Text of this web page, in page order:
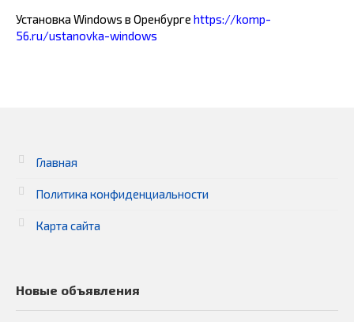
Установка Windows в Оренбурге https://komp-
56.ru/ustanovka-windows
Главная
Политика конфиденциальности
Карта сайта
Новые объявления